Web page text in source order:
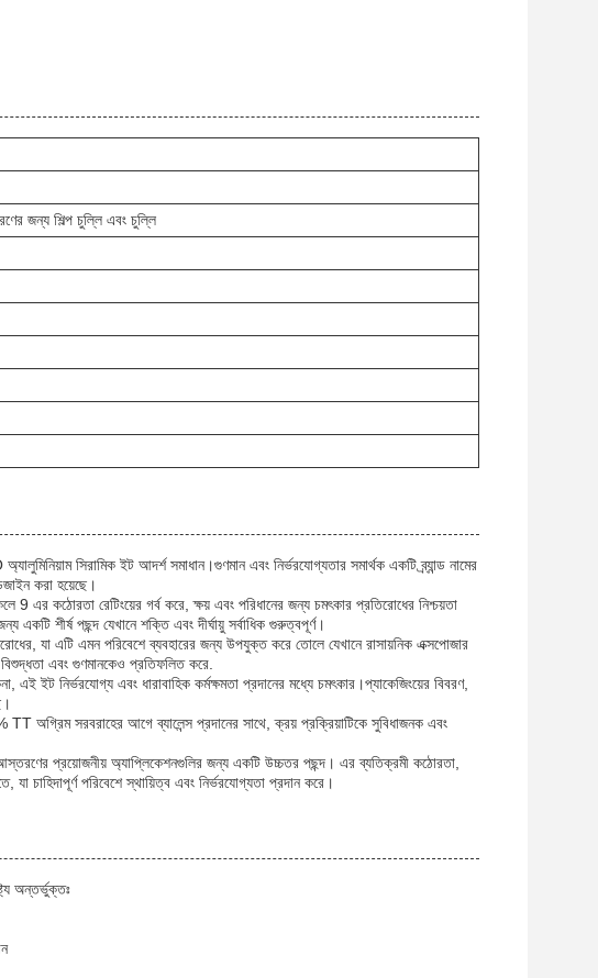
জন্য শিল্প চুল্লি এবং চুল্লি
সিরামিক ইট আদর্শ সমাধান।গুণমান এবং নির্ভরযোগ্যতার সমার্থক একটি ব্র্যান্ড নামের
করা হয়েছে।
9 এর কঠোরতা রেটিংয়ের গর্ব করে, ক্ষয় এবং পরিধানের জন্য চমৎকার প্রতিরোধের নিশ্চয়তা
শীর্ষ পছন্দ যেখানে শক্তি এবং দীর্ঘায়ু সর্বাধিক গুরুত্বপূর্ণ।
যা এটি এমন পরিবেশে ব্যবহারের জন্য উপযুক্ত করে তোলে যেখানে রাসায়নিক এক্সপোজার
এবং গুণমানকেও প্রতিফলিত করে.
এই ইট নির্ভরযোগ্য এবং ধারাবাহিক কর্মক্ষমতা প্রদানের মধ্যে চমৎকার।প্যাকেজিংয়ের বিবরণ,
TT অগ্রিম সরবরাহের আগে ব্যালেন্স প্রদানের সাথে, ক্রয় প্রক্রিয়াটিকে সুবিধাজনক এবং
প্রয়োজনীয় অ্যাপ্লিকেশনগুলির জন্য একটি উচ্চতর পছন্দ। এর ব্যতিক্রমী কঠোরতা,
চাহিদাপূর্ণ পরিবেশে স্থায়িত্ব এবং নির্ভরযোগ্যতা প্রদান করে।
অন্তর্ভুক্তঃ